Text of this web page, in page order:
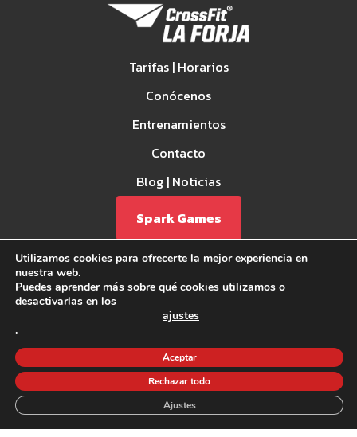
Tarifas | Horarios
Conócenos
Entrenamientos
Contacto
Blog | Noticias
Spark Games
Política de privacidad
Política de Cookies
©2026 CrossFit la Forja - Todos los derechos reservados.
Financiado por la Unión Europea - Next Generation EU
Utilizamos cookies para ofrecerte la mejor experiencia en
nuestra web.
Puedes aprender más sobre qué cookies utilizamos o
desactivarlas en los
ajustes
.
Aceptar
Rechazar todo
Ajustes